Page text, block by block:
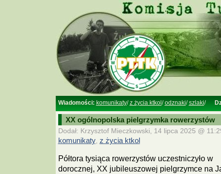
Wiadomości: komunikaty/z życia ktkol /odznaki/szlaki/
XX ogólnopolska pielgrzymka rowerzystów
Dodał: Krzysztof Mieczkowski, 14 lipca 2025 @
komunikaty, z życia ktkol
Półtora tysiąca rowerzystów uczestniczyło w
dorocznej, XX jubileuszowej pielgrzymce na